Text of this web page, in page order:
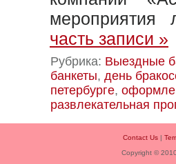
часть записи »
Рубрика: Выездные
банкеты, день
петербурге,
развлекательная
Contact Us|
Copyright ©